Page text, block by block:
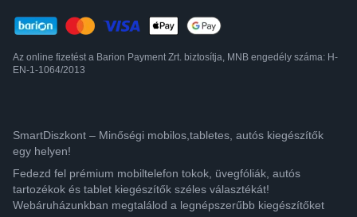
Az online fizetést a Barion Payment Zrt. biztosítja, MNB engedély száma: H-
EN-1-1064/2013
SmartDiszkont – Minőségi mobilos,tabletes, autós kiegészítők
egy helyen!
Fedezd fel prémium mobiltelefon tokok, üvegfóliák, autós
tartozékok és tablet kiegészítők széles választékát!
Webáruházunkban megtalálod a legnépszerűbb kiegészítőket